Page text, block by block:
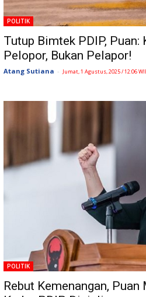
POLITIK
Tutup Bimtek PDIP, Puan:
Pelopor, Bukan Pelapor!
Atang Sutiana - Jumat, 1 Agustus, 2025 / 12:06
POLITIK
Rebut Kemenangan,